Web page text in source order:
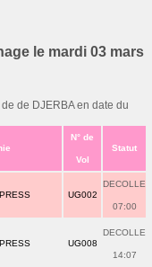
le mardi 03 mars
de DJERBA en date du
N° de
Vol
Statut
UG002
DECOLLE
07:00
UG008
DECOLLE
14:07